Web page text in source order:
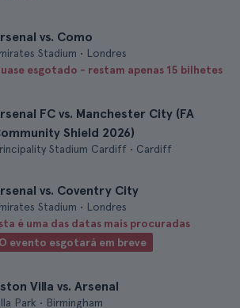
vs. Como
Stadium • Londres
esgotado - restam apenas 15 bilhetes
FC vs. Manchester City (FA
Shield 2026)
Stadium Cardiff • Cardiff
vs. Coventry City
Stadium • Londres
é uma das datas mais procuradas
O evento esgotará em breve
Villa vs. Arsenal
Park • Birmingham